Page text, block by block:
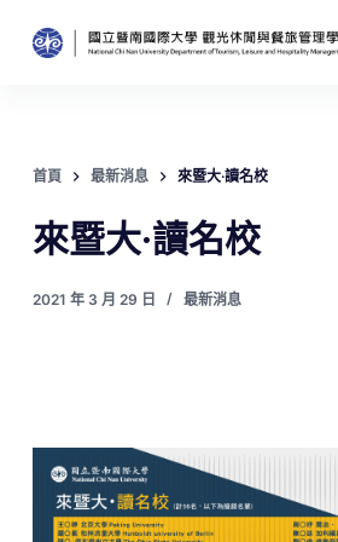
跳
至
容
首頁 最新消息 來暨大·讀名校
來暨大·讀名校
2021 年 3 月 29 日 最新消息